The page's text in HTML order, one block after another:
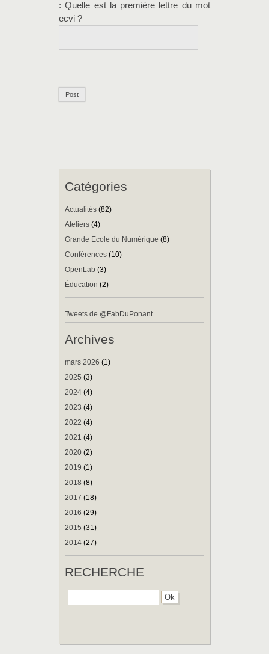
: Quelle est la première lettre du mot
ecvi ?
Catégories
Actualités (82)
Ateliers (4)
Grande Ecole du Numérique (8)
Conférences (10)
OpenLab (3)
Éducation (2)
Tweets de @FabDuPonant
Archives
mars 2026 (1)
2025 (3)
2024 (4)
2023 (4)
2022 (4)
2021 (4)
2020 (2)
2019 (1)
2018 (8)
2017 (18)
2016 (29)
2015 (31)
2014 (27)
RECHERCHE